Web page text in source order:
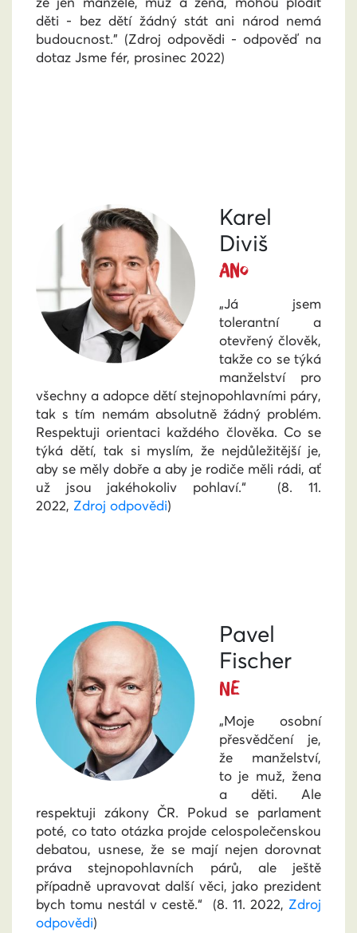
děti - bez dětí žádný stát ani národ nemá
budoucnost." (Zdroj odpovědi - odpověď na
dotaz Jsme fér, prosinec 2022)
Karel
Diviš
ANO
„Já jsem
tolerantní a
otevřený člověk,
takže co se týká
manželství pro
všechny a adopce dětí stejnopohlavními páry,
tak s tím nemám absolutně žádný problém.
Respektuji orientaci každého člověka. Co se
týká dětí, tak si myslím, že nejdůležitější je,
aby se měly dobře a aby je rodiče měli rádi, ať
už jsou jakéhokoliv pohlaví.“
(8. 11.
2022, Zdroj odpovědi)
Pavel
Fischer
NE
„Moje osobní
přesvědčení je,
že manželství,
to je muž, žena
a děti. Ale
respektuji zákony ČR. Pokud se parlament
poté, co tato otázka projde celospolečenskou
debatou, usnese, že se mají nejen dorovnat
práva stejnopohlavních párů, ale ještě
případně upravovat další věci, jako prezident
bych tomu nestál v cestě.“
(8. 11. 2022, Zdroj
odpovědi)